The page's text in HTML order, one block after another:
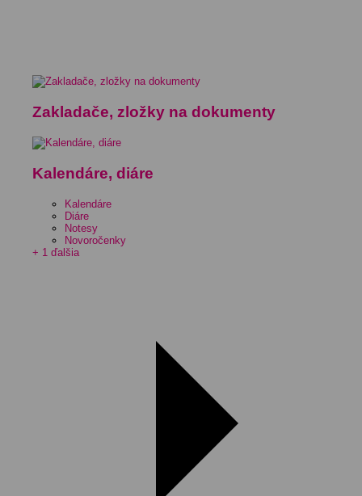
Zakladače, zložky na dokumenty
Kalendáre, diáre
Kalendáre
Diáre
Notesy
Novoročenky
+ 1 ďalšia